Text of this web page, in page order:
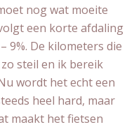
nog wat moeite
een korte afdaling
9%. De kilometers die
steil en ik bereik
wordt het echt een
heel hard, maar
maakt het fietsen